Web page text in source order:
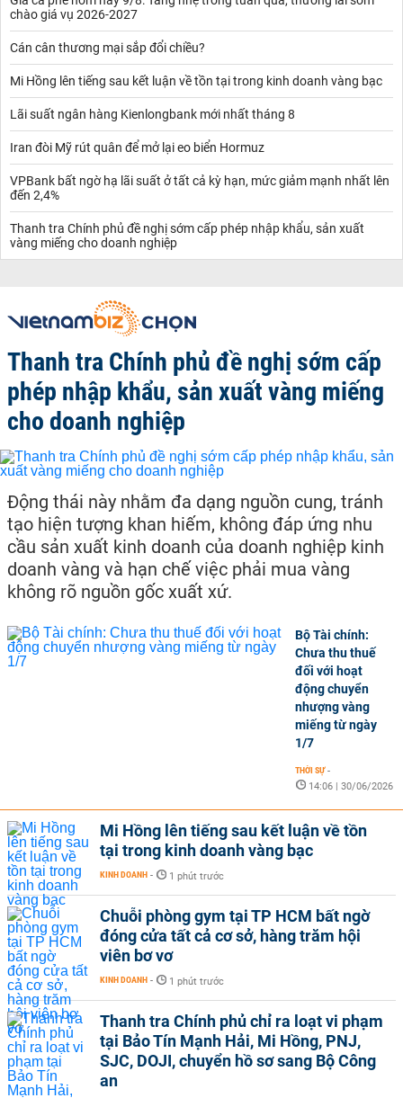
chào giá vụ 2026-2027
Cán cân thương mại sắp đổi chiều?
Mi Hồng lên tiếng sau kết luận về tồn tại trong kinh doanh vàng bạc
Lãi suất ngân hàng Kienlongbank mới nhất tháng 8
Iran đòi Mỹ rút quân để mở lại eo biển Hormuz
VPBank bất ngờ hạ lãi suất ở tất cả kỳ hạn, mức giảm mạnh nhất lên
đến 2,4%
Thanh tra Chính phủ đề nghị sớm cấp phép nhập khẩu, sản xuất
vàng miếng cho doanh nghiệp
Thanh tra Chính phủ đề nghị sớm cấp
phép nhập khẩu, sản xuất vàng miếng
cho doanh nghiệp
Động thái này nhằm đa dạng nguồn cung, tránh
tạo hiện tượng khan hiếm, không đáp ứng nhu
cầu sản xuất kinh doanh của doanh nghiệp kinh
doanh vàng và hạn chế việc phải mua vàng
không rõ nguồn gốc xuất xứ.
Bộ Tài chính:
Chưa thu thuế
đối với hoạt
động chuyển
nhượng vàng
miếng từ ngày
1/7
THỜI SỰ -
14:06 | 30/06/2026
Mi Hồng lên tiếng sau kết luận về tồn
tại trong kinh doanh vàng bạc
KINH DOANH - 1 phút trước
Chuỗi phòng gym tại TP HCM bất ngờ
đóng cửa tất cả cơ sở, hàng trăm hội
viên bơ vơ
KINH DOANH - 1 phút trước
Thanh tra Chính phủ chỉ ra loạt vi phạm
tại Bảo Tín Mạnh Hải, Mi Hồng, PNJ,
SJC, DOJI, chuyển hồ sơ sang Bộ Công
an